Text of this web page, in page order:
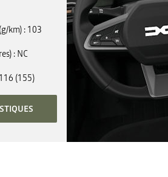
km) 103
NC
116 (155)